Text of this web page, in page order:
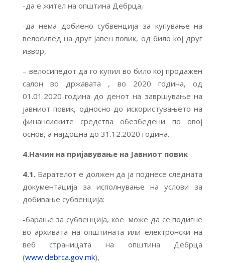
-да е жител на општина Дебрца,
-да нема добиено субвенција за купување на
велосипед на друг јавен повик, од било кој друг
извор,
– велосипедот да го купил во било кој продажен
салон во државата , во 2020 година, од
01.01.2020 година до денот на завршување на
јавниот повик, односно до искористувањето на
финансиските средства обезбедени по овој
основ, а најдоцна до 31.12.2020 година.
4.Начин на пријавување на Јавниот повик
4.1.Барателот е должен да ја поднесе следната
документација за исполнување на услови за
добивање субвенција:
-барање за субвенција, кое може да се подигне
во архивата на општината или електронски на
веб страницата на општина Дебрца
(www.debrca.gov.mk),